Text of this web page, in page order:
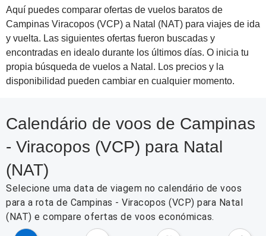
Aquí puedes comparar ofertas de vuelos baratos de
Campinas Viracopos (VCP) a Natal (NAT) para viajes de ida
y vuelta. Las siguientes ofertas fueron buscadas y
encontradas en idealo durante los últimos días. O inicia tu
propia búsqueda de vuelos a Natal. Los precios y la
disponibilidad pueden cambiar en cualquier momento.
Calendário de voos de Campinas
- Viracopos (VCP) para Natal
(NAT)
Selecione uma data de viagem no calendário de voos
para a rota de Campinas - Viracopos (VCP) para Natal
(NAT) e compare ofertas de voos económicas.